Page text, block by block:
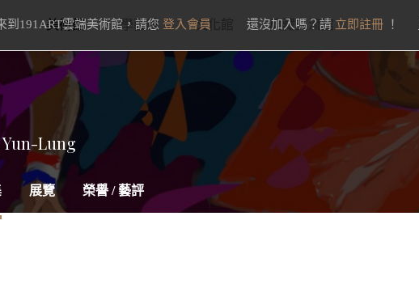
到191ART雲端美術館，請您 登入會員 還沒加入嗎？請 立即註冊！
美術館 學藝館 文化館 典藏交流館
Lung
展覽 榮譽 / 藝評